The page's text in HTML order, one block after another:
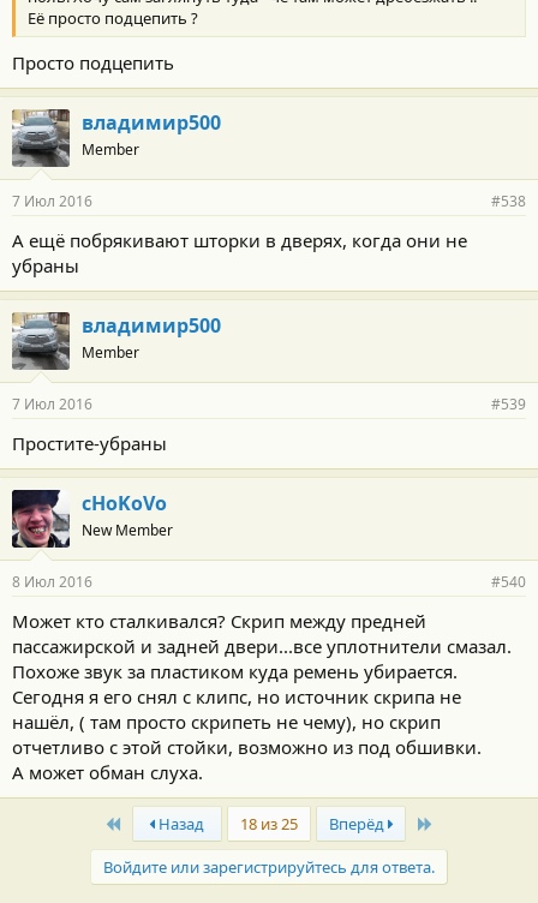
Её просто подцепить ?
Просто подцепить
владимир500
Member
7 Июл 2016 #538
А ещё побрякивают шторки в дверях, когда они не
убраны
владимир500
Member
7 Июл 2016 #539
Простите-убраны
cHoKoVo
New Member
8 Июл 2016 #540
Может кто сталкивался? Скрип между предней
пассажирской и задней двери...все уплотнители смазал.
Похоже звук за пластиком куда ремень убирается.
Сегодня я его снял с клипс, но источник скрипа не
нашёл, ( там просто скрипеть не чему), но скрип
отчетливо с этой стойки, возможно из под обшивки.
А может обман слуха.
First Назад 18 из 25 Вперёд
Войдите или зарегистрируйтесь для ответа.